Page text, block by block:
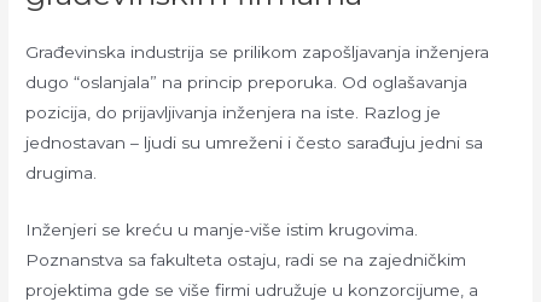
Građevinska industrija se prilikom zapošljavanja inženjera
dugo “oslanjala” na princip preporuka. Od oglašavanja
pozicija, do prijavljivanja inženjera na iste. Razlog je
jednostavan – ljudi su umreženi i često sarađuju jedni sa
drugima.
Inženjeri se kreću u manje-više istim krugovima.
Poznanstva sa fakulteta ostaju, radi se na zajedničkim
projektima gde se više firmi udružuje u konzorcijume, a